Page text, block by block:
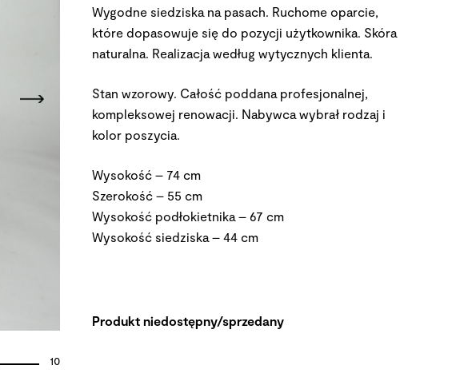
10
Wygodne siedziska na pasach. Ruchome oparcie,
które dopasowuje się do pozycji użytkownika. Skóra
naturalna. Realizacja według wytycznych klienta.
Stan wzorowy. Całość poddana profesjonalnej,
kompleksowej renowacji. Nabywca wybrał rodzaj i
kolor poszycia.
Wysokość – 74 cm
Szerokość – 55 cm
Wysokość podłokietnika – 67 cm
Wysokość siedziska – 44 cm
Produkt niedostępny/sprzedany